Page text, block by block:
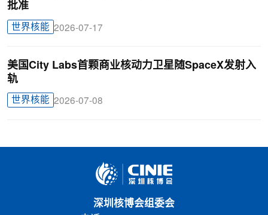
批准
世界核能 2026-07-17
美国City Labs首颗商业核动力卫星随SpaceX发射入
轨
世界核能 2026-07-08
深圳核博会组委会